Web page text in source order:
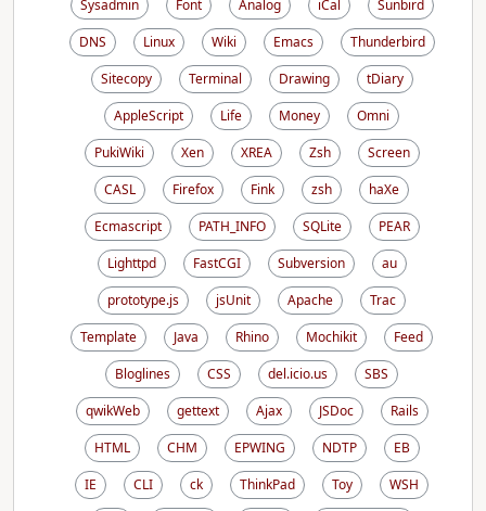
Sysadmin
Font Analog iCal
Sunbird
DNS
Linux Wiki Emacs
Thunderbird
Sitecopy
Terminal Drawing
tDiary
AppleScript
Life Money
Omni
PukiWiki
Xen XREA Zsh
Screen
CASL
Firefox Fink zsh
haXe
Ecmascript
PATH_INFO SQLite
PEAR
Lighttpd
FastCGI Subversion
au
prototype.js
jsUnit Apache
Trac
Template
Java Rhino Mochikit
Feed
Bloglines
CSS del.icio.us
SBS
qwikWeb
gettext Ajax JSDoc
Rails
HTML
CHM EPWING NDTP
EB
IE
CLI ck ThinkPad Toy
WSH